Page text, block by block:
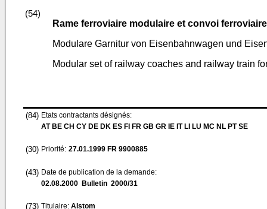
(54)
Rame ferroviaire modulaire et convoi
Modulare Garnitur von Eisenbahnwagen und
Modular set of railway coaches and railway train
(84) Etats contractants désignés:
AT BE CH CY DE DK ES FI FR GB GR IE IT LI LU MC NL PT SE
(30) Priorité: 27.01.1999 FR 9900885
(43) Date de publication de la demande:
02.08.2000 Bulletin 2000/31
(73) Titulaire: Alstom